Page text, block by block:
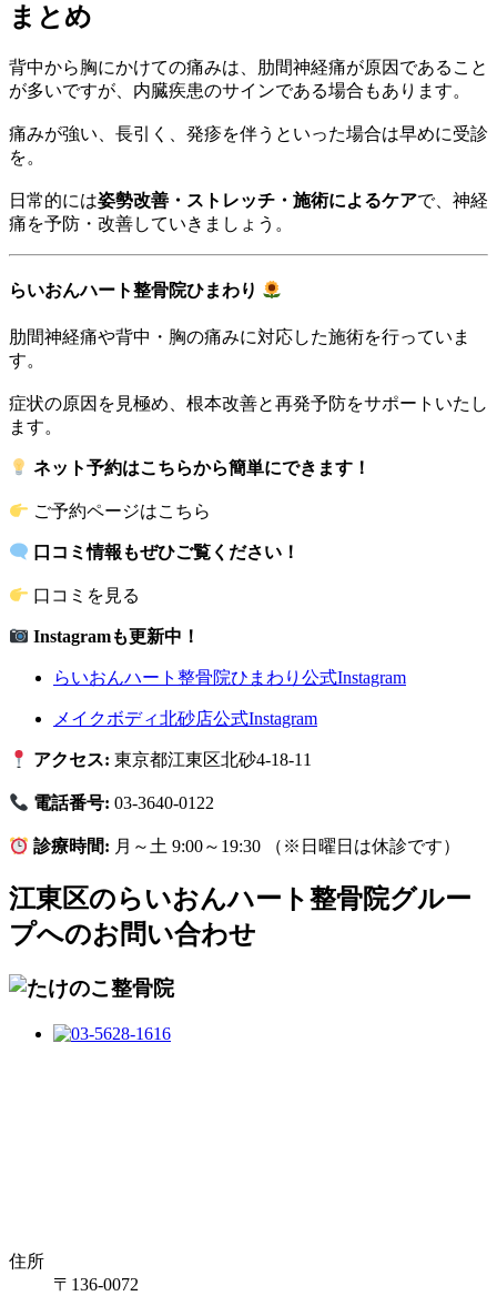
まとめ
背中から胸にかけての痛みは、肋間神経痛が原因であること
が多いですが、内臓疾患のサインである場合もあります。
痛みが強い、長引く、発疹を伴うといった場合は早めに受診
を。
日常的には姿勢改善・ストレッチ・施術によるケアで、神経
痛を予防・改善していきましょう。
らいおんハート整骨院ひまわり
肋間神経痛や背中・胸の痛みに対応した施術を行っていま
す。
症状の原因を見極め、根本改善と再発予防をサポートいたし
ます。
ネット予約はこちらから簡単にできます！
ご予約ページはこちら
口コミ情報もぜひご覧ください！
口コミを見る
Instagramも更新中！
らいおんハート整骨院ひまわり公式Instagram
メイクボディ北砂店公式Instagram
アクセス: 東京都江東区北砂4-18-11
電話番号: 03-3640-0122
診療時間: 月～土 9:00～19:30 （※日曜日は休診です）
江東区のらいおんハート整骨院グルー
プへのお問い合わせ
住所
〒136-0072